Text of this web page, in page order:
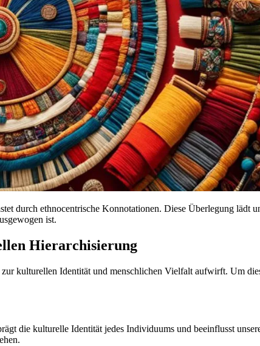
durch ethnocentrische Konnotationen. Diese Überlegung lädt
ist.
Hierarchisierung
kulturellen Identität und menschlichen Vielfalt aufwirft. Um
die kulturelle Identität jedes Individuums und beeinflusst